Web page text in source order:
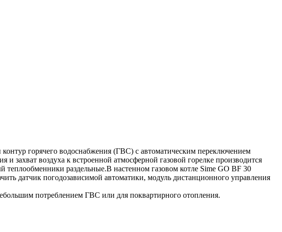
горячего водоснабжения (ГВС) с автоматическим переключением
захват воздуха к встроенной атмосферной газовой горелке производится
раздельные.В настенном газовом котле Sime GO BF 30
датчик погодозависимой автоматики, модуль дистанционного управления
потреблением ГВС или для поквартирного отопления.